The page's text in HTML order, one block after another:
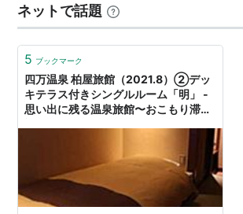
印象です～。 ボディタオルもこの籠に。
ナソニックの…
ネットで話題
5 ブックマーク
四万温泉 柏屋旅館（2021.8）②デッ
キテラス付きシングルルーム「明」 -
思い出に残る温泉旅館〜おこもり滞在